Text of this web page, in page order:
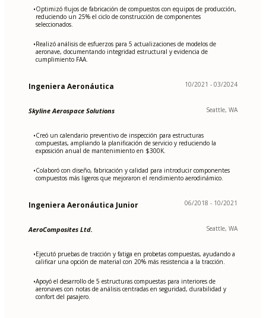
•Optimizó flujos de fabricación de compuestos con equipos de producción,
reduciendo un 25% el ciclo de construcción de componentes
seleccionados.
•Realizó análisis de esfuerzos para 5 actualizaciones de modelos de
aeronave, documentando integridad estructural y evidencia de
cumplimiento FAA.
Ingeniera Aeronáutica 10/2021 - 03/2024
Skyline Aerospace Solutions Seattle, WA
•Creó un calendario preventivo de inspección para estructuras
compuestas, ampliando la planificación de servicio y reduciendo la
exposición anual de mantenimiento en $300K.
•Colaboró con diseño, fabricación y calidad para introducir componentes
compuestos más ligeros que mejoraron el rendimiento aerodinámico.
Ingeniera Aeronáutica Junior 06/2018 - 10/2021
AeroComposites Ltd. Seattle, WA
•Ejecutó pruebas de tracción y fatiga en probetas compuestas, ayudando a
calificar una opción de material con 20% más resistencia a la tracción.
•Apoyó el desarrollo de 5 estructuras compuestas para interiores de
aeronaves con notas de análisis centradas en seguridad, durabilidad y
confort del pasajero.